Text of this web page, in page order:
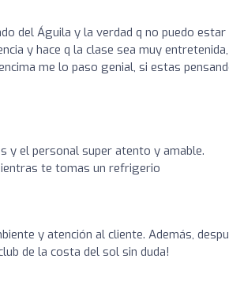
del Águila y la verdad q no puedo estar
y hace q la clase sea muy
me lo paso genial, si estas
y el personal super atento y amable.
te tomas un refrigerio
y atención al cliente. Además,
de la costa del sol sin duda!